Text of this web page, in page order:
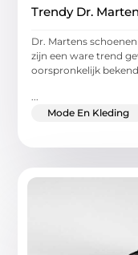
Trendy Dr.
Dr. Martens
zijn een ware trend
oorspronkelijk
Mode En Kleding